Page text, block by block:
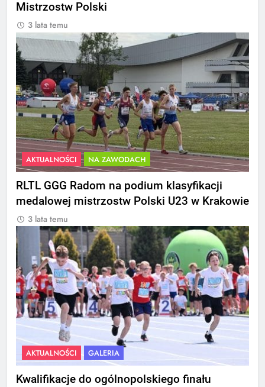
Mistrzostw Polski
3 lata temu
AKTUALNOŚCI NA ZAWODACH
RLTL GGG Radom na podium klasyfikacji
medalowej mistrzostw Polski U23 w Krakowie
3 lata temu
AKTUALNOŚCI GALERIA
Kwalifikacje do ogólnopolskiego finału